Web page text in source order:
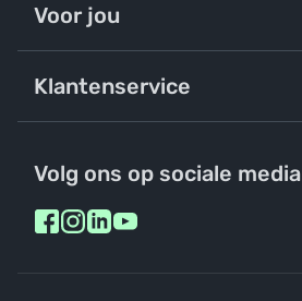
Voor jou
Klantenservice
Volg ons op sociale media